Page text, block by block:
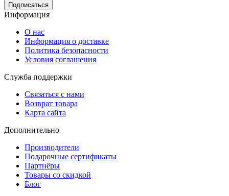
Подписаться
Информация
О нас
Информация о доставке
Политика безопасности
Условия соглашения
Служба поддержки
Связаться с нами
Возврат товара
Карта сайта
Дополнительно
Производители
Подарочные сертификаты
Партнёры
Товары со скидкой
Блог